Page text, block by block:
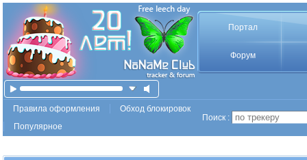
Портал
Форум
Правила оформления
Обход блокировок
Популярное
Поиск :